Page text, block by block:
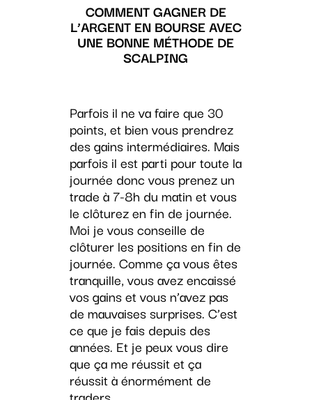
COMMENT GAGNER DE
L’ARGENT EN BOURSE AVEC
UNE BONNE MÉTHODE DE
SCALPING
Parfois il ne va faire que 30
points, et bien vous prendrez
des gains intermédiaires. Mais
parfois il est parti pour toute la
journée donc vous prenez un
trade à 7-8h du matin et vous
le clôturez en fin de journée.
Moi je vous conseille de
clôturer les positions en fin de
journée. Comme ça vous êtes
tranquille, vous avez encaissé
vos gains et vous n’avez pas
de mauvaises surprises. C’est
ce que je fais depuis des
années. Et je peux vous dire
que ça me réussit et ça
réussit à énormément de